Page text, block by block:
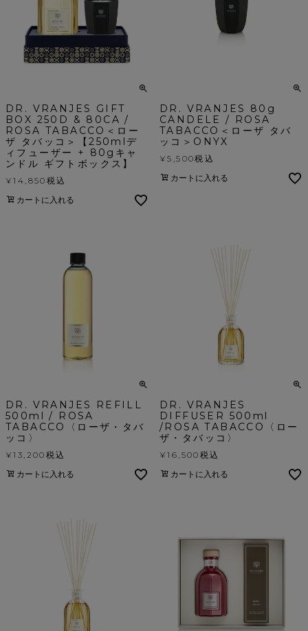
DR. VRANJES GIFT
BOX 250D & 80CA /
ROSA TABACCO＜ロー
ザ タバッコ＞【250mlデ
ィフューザー + 80gキャ
ンドル ギフトボックス】
¥14,850 税込
カートに入れる
DR. VRANJES 80g
CANDELE / ROSA
TABACCO＜ローザ タバ
ッコ＞ONYX
¥5,500税込
カートに入れる
DR. VRANJES REFILL
500ml / ROSA
TABACCO〈ローザ・タバ
ッコ〉
¥13,200 税込
カートに入れる
DR. VRANJES
DIFFUSER 500ml
/ROSA TABACCO〈ロー
ザ・タバッコ〉
¥16,500 税込
カートに入れる